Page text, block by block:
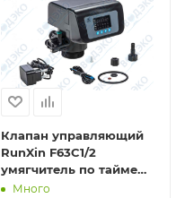
Клапан управляющий
RunXin F63C1/2
умягчитель по таймеру
4 м3/ч
Много